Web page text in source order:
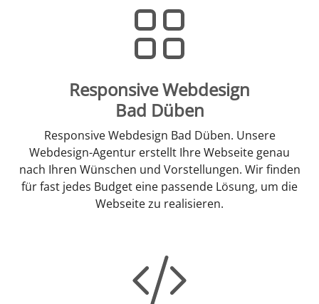
Responsive Webdesign
Bad Düben
Responsive Webdesign Bad Düben. Unsere
Webdesign-Agentur erstellt Ihre Webseite genau
nach Ihren Wünschen und Vorstellungen. Wir finden
für fast jedes Budget eine passende Lösung, um die
Webseite zu realisieren.